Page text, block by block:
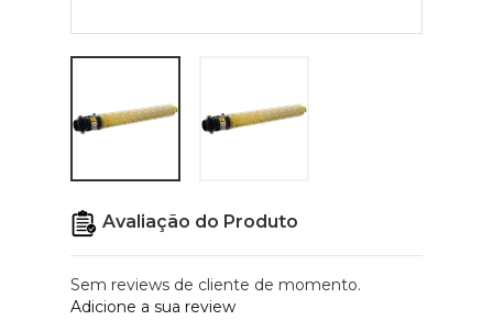
Avaliação do Produto
Sem reviews de cliente de momento.
Adicione a sua review